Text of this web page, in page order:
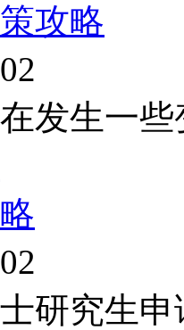
攻略
发生一
研究生申